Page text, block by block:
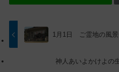
ッ
プ
に
動
す
る
1月1日 ご霊地の風
神人あいよかけよ